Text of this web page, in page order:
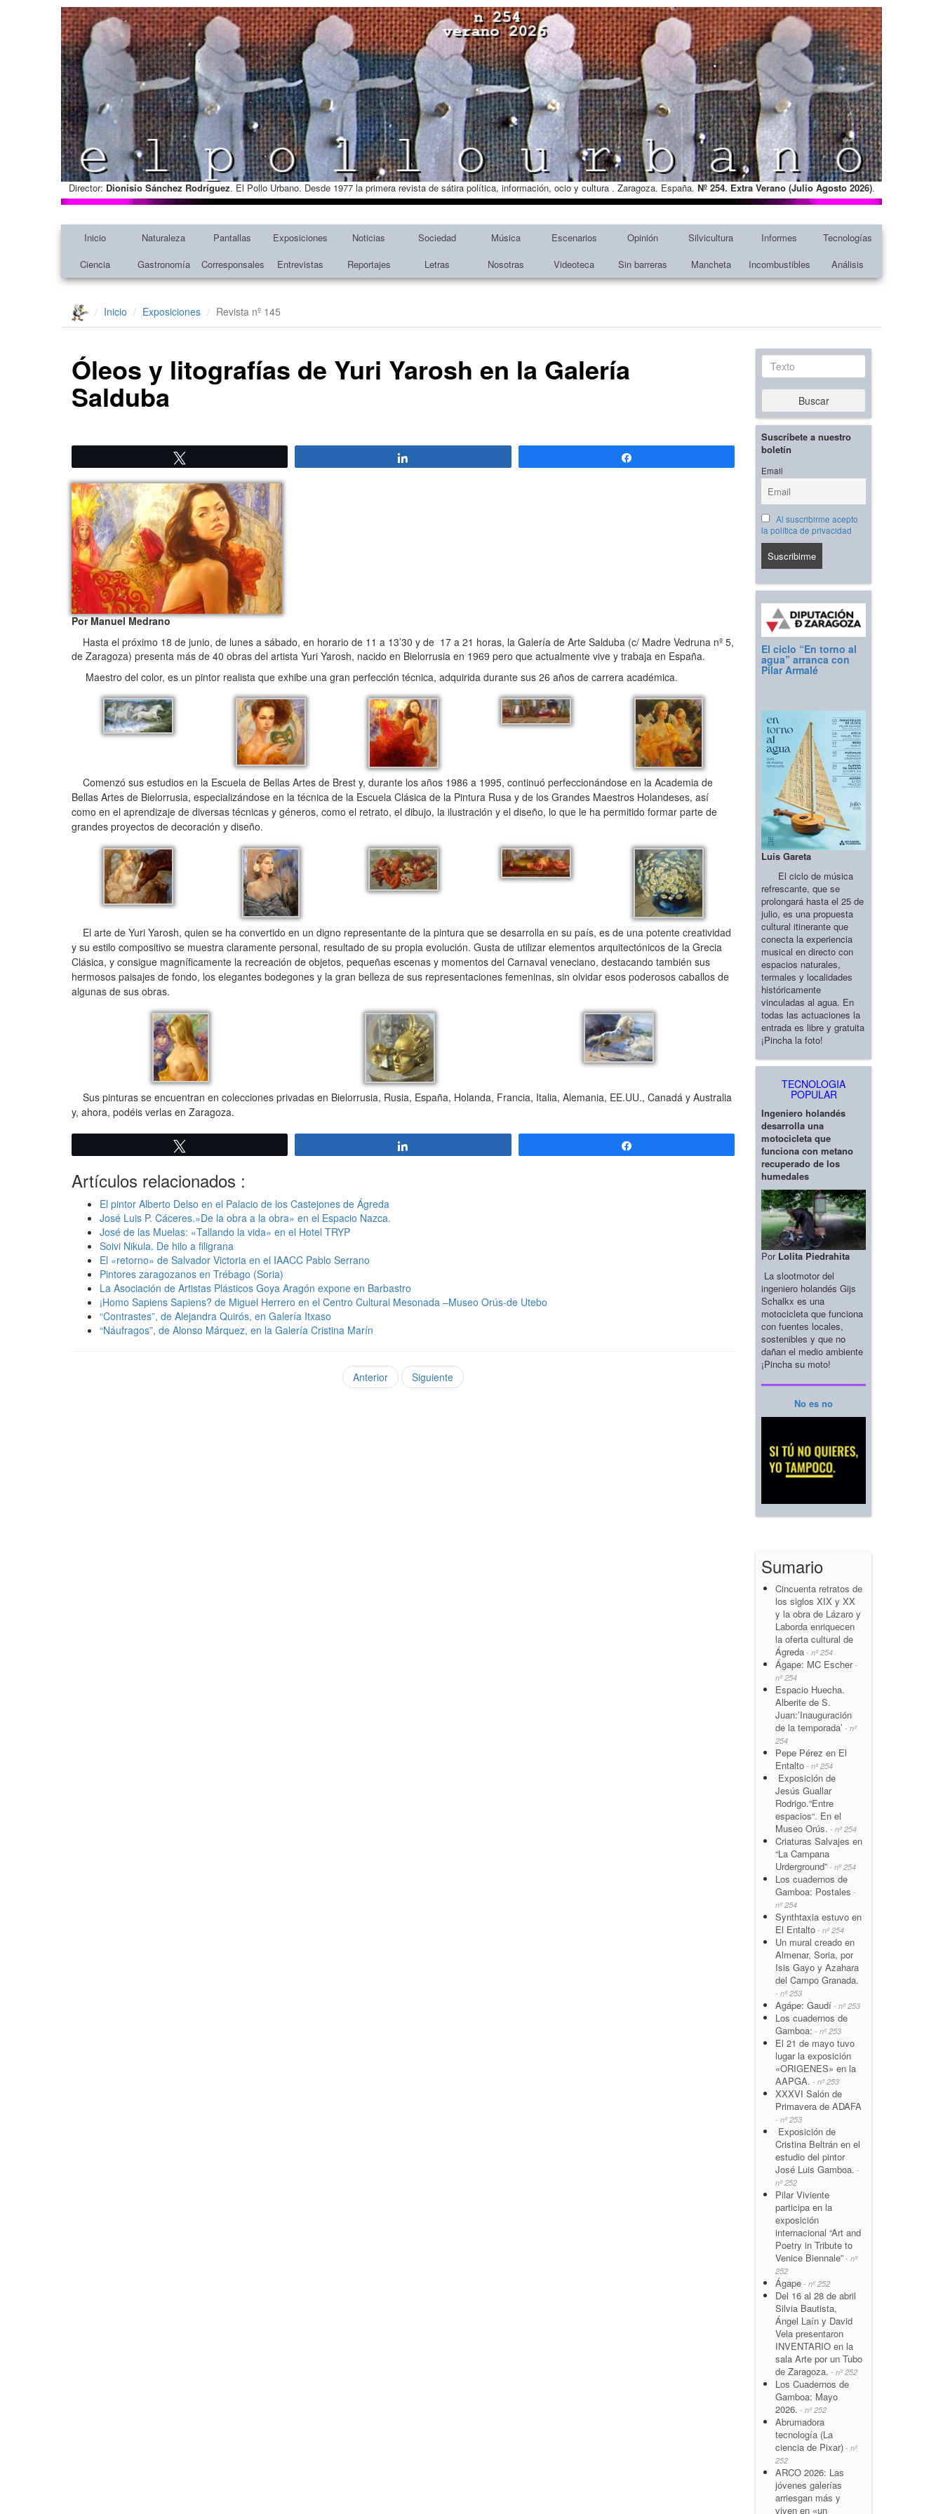
Director: Dionisio Sánchez Rodríguez. El Pollo Urbano. Desde 1977 la primera revista de sátira política, información, ocio y cultura . Zaragoza. España. Nº 254. Extra Verano (Julio Agosto 2026).
Inicio Naturaleza Pantallas Exposiciones Noticias Sociedad Música Escenarios Opinión Silvicultura Informes
Tecnologías
Ciencia
Gastronomía Corresponsales Entrevistas Reportajes Letras Nosotras Videoteca Sin barreras Mancheta Incombustibles Análisis
Inicio Exposiciones Revista nº 145
Óleos y litografías de Yuri Yarosh en la Galería
Salduba
Por Manuel Medrano
Hasta el próximo 18 de junio, de lunes a sábado, en horario de 11 a 13’30 y de 17 a 21 horas, la Galería de Arte Salduba (c/ Madre Vedruna nº 5,
de Zaragoza) presenta más de 40 obras del artista Yuri Yarosh, nacido en Bielorrusia en 1969 pero que actualmente vive y trabaja en España.
Maestro del color, es un pintor realista que exhibe una gran perfección técnica, adquirida durante sus 26 años de carrera académica.
Comenzó sus estudios en la Escuela de Bellas Artes de Brest y, durante los años 1986 a 1995, continuó perfeccionándose en la Academia de
Bellas Artes de Bielorrusia, especializándose en la técnica de la Escuela Clásica de la Pintura Rusa y de los Grandes Maestros Holandeses, así
como en el aprendizaje de diversas técnicas y géneros, como el retrato, el dibujo, la ilustración y el diseño, lo que le ha permitido formar parte de
grandes proyectos de decoración y diseño.
El arte de Yuri Yarosh, quien se ha convertido en un digno representante de la pintura que se desarrolla en su país, es de una potente creatividad
y su estilo compositivo se muestra claramente personal, resultado de su propia evolución. Gusta de utilizar elementos arquitectónicos de la Grecia
Clásica, y consigue magníficamente la recreación de objetos, pequeñas escenas y momentos del Carnaval veneciano, destacando también sus
hermosos paisajes de fondo, los elegantes bodegones y la gran belleza de sus representaciones femeninas, sin olvidar esos poderosos caballos de
algunas de sus obras.
Sus pinturas se encuentran en colecciones privadas en Bielorrusia, Rusia, España, Holanda, Francia, Italia, Alemania, EE.UU., Canadá y Australia
y, ahora, podéis verlas en Zaragoza.
Artículos relacionados :
El pintor Alberto Delso en el Palacio de los Castejones de Ágreda
José Luis P. Cáceres.»De la obra a la obra» en el Espacio Nazca.
José de las Muelas: «Tallando la vida» en el Hotel TRYP
Soivi Nikula. De hilo a filigrana
El «retorno» de Salvador Victoria en el IAACC Pablo Serrano
Pintores zaragozanos en Trébago (Soria)
La Asociación de Artistas Plásticos Goya Aragón expone en Barbastro
¡Homo Sapiens Sapiens? de Miguel Herrero en el Centro Cultural Mesonada –Museo Orús-de Utebo
“Contrastes”, de Alejandra Quirós, en Galería Itxaso
“Náufragos”, de Alonso Márquez, en la Galería Cristina Marín
Anterior Siguiente
Texto
Buscar
Suscríbete a nuestro
boletín
Email
Al suscribirme acepto
la política de privacidad
El ciclo “En torno al
agua” arranca con
Pilar Armalé
Luis Gareta
El ciclo de música
refrescante, que se
prolongará hasta el 25 de
julio, es una propuesta
cultural itinerante que
conecta la experiencia
musical en directo con
espacios naturales,
termales y localidades
históricamente
vinculadas al agua. En
todas las actuaciones la
entrada es libre y gratuita
¡Pincha la foto!
TECNOLOGIA
POPULAR
Ingeniero holandés
desarrolla una
motocicleta que
funciona con metano
recuperado de los
humedales
Por Lolita Piedrahita
La slootmotor del
ingeniero holandés Gijs
Schalkx es una
motocicleta que funciona
con fuentes locales,
sostenibles y que no
dañan el medio ambiente
¡Pincha su moto!
No es no
Sumario
Cincuenta retratos de
los siglos XIX y XX
y la obra de Lázaro y
Laborda enriquecen
la oferta cultural de
Ágreda - nº 254
Ágape: MC Escher-
nº 254
Espacio Huecha.
Alberite de S.
Juan:’Inauguración
de la temporada’ - nº
254
Pepe Pérez en El
Entalto - nº 254
Exposición de
Jesús Guallar
Rodrigo.“Entre
espacios“. En el
Museo Orús. - nº 254
Criaturas Salvajes en
“La Campana
Urderground” - nº 254
Los cuadernos de
Gamboa: Postales -
nº 254
Synthtaxia estuvo en
El Entalto - nº 254
Un mural creado en
Almenar, Soria, por
Isis Gayo y Azahara
del Campo Granada.
- nº 253
Agápe: Gaudí - nº 253
Los cuadernos de
Gamboa: - nº 253
El 21 de mayo tuvo
lugar la exposición
«ORIGENES» en la
AAPGA. - nº 253
XXXVI Salón de
Primavera de ADAFA
- nº 253
Exposición de
Cristina Beltrán en el
estudio del pintor
José Luis Gamboa. -
nº 252
Pilar Viviente
participa en la
exposición
internacional “Art and
Poetry in Tribute to
Venice Biennale” - nº
252
Ágape - nº 252
Del 16 al 28 de abril
Silvia Bautista,
Ángel Laín y David
Vela presentaron
INVENTARIO en la
sala Arte por un Tubo
de Zaragoza. - nº 252
Los Cuadernos de
Gamboa: Mayo
2026. - nº 252
Abrumadora
tecnología (La
ciencia de Pixar) - nº
252
ARCO 2026: Las
jóvenes galerías
arriesgan más y
viven en «un